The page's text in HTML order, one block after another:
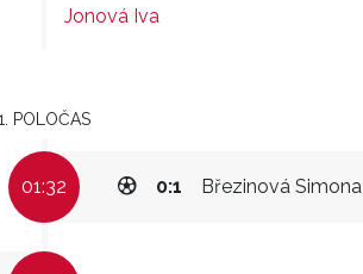
Jonová Iva
POLOČAS
01:32 Březinová Simona
0:1